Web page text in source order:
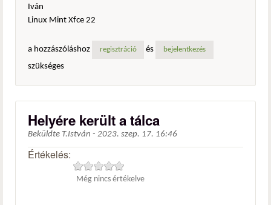
Iván
Linux Mint Xfce 22
a hozzászóláshoz regisztráció és bejelentkezés
szükséges
Helyére került a tálca
Beküldte T.István - 2023. szep. 17. 16:46
Értékelés:
Még nincs értékelve